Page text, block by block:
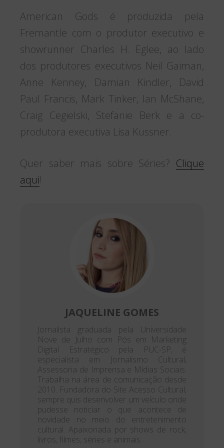
American Gods é produzida pela
Fremantle com o produtor executivo e
showrunner Charles H. Eglee, ao lado
dos produtores executivos Neil Gaiman,
Anne Kenney, Damian Kindler, David
Paul Francis, Mark Tinker, Ian McShane,
Craig Cegielski, Stefanie Berk e a co-
produtora executiva Lisa Kussner.
Quer saber mais sobre Séries? Clique
aqui!
JAQUELINE GOMES
Jornalista graduada pela Universidade
Nove de Julho com Pós em Marketing
Digital Estratégico pela PUC-SP, é
especialista em Jornalismo Cultural,
Assessoria de Imprensa e Mídias Sociais.
Trabalha na área de comunicação desde
2010. Fundadora do Site Acesso Cultural,
sempre quis desenvolver um veículo onde
pudesse noticiar o que acontece de
novidade no meio do entretenimento
cultural. Apaixonada por shows de rock,
livros, filmes, séries e animais.